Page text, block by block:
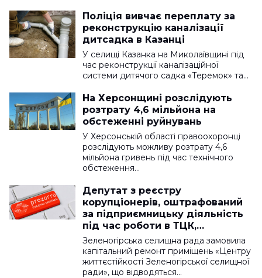
Поліція вивчає переплату за
реконструкцію каналізації
дитсадка в Казанці
У селищі Казанка на Миколаївщині під
час реконструкції каналізаційної
системи дитячого садка «Теремок» та…
На Херсонщині розслідують
розтрату 4,6 мільйона на
обстеженні руйнувань
У Херсонській області правоохоронці
розслідують можливу розтрату 4,6
мільйона гривень під час технічного
обстеження…
Депутат з реєстру
корупціонерів, оштрафований
за підприємницьку діяльність
під час роботи в ТЦК,
поремонтує майбутній
ветеранський хаб
Зеленогірська селищна рада замовила
капітальний ремонт приміщень «Центру
життєстійкості Зеленогірської селищної
ради», що відводяться…